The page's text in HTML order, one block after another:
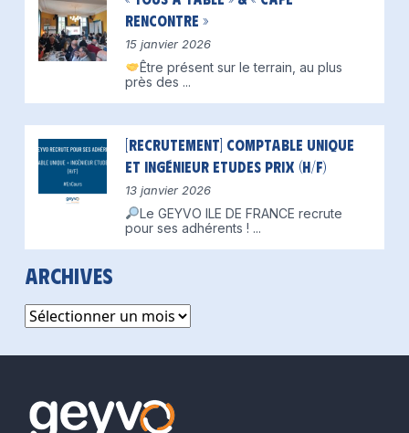
Rencontre »
15 janvier 2026
Être présent sur le terrain, au plus
près des ...
[Recrutement] Comptable unique
et Ingénieur Etudes Prix (H/F)
13 janvier 2026
Le GEYVO ILE DE FRANCE recrute
pour ses adhérents ! ...
Archives
Archives